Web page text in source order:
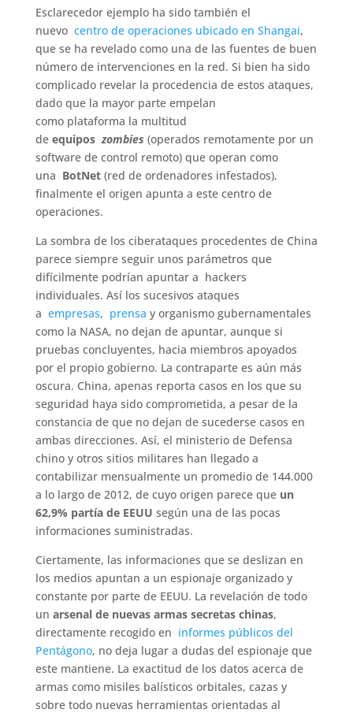
Esclarecedor ejemplo ha sido también el
nuevo centro de operaciones ubicado en Shangai,
que se ha revelado como una de las fuentes de buen
número de intervenciones en la red. Si bien ha sido
complicado revelar la procedencia de estos ataques,
dado que la mayor parte empelan
como plataforma la multitud
de equipos zombies (operados remotamente por un
software de control remoto) que operan como
una BotNet(red de ordenadores infestados),
finalmente el origen apunta a este centro de
operaciones.
La sombra de los ciberataques procedentes de China
parece siempre seguir unos parámetros que
difícilmente podrían apuntar a hackers
individuales. Así los sucesivos ataques
a empresas, prensa y organismo gubernamentales
como la NASA, no dejan de apuntar, aunque si
pruebas concluyentes, hacia miembros apoyados
por el propio gobierno. La contraparte es aún más
oscura. China, apenas reporta casos en los que su
seguridad haya sido comprometida, a pesar de la
constancia de que no dejan de sucederse casos en
ambas direcciones. Así, el ministerio de Defensa
chino y otros sitios militares han llegado a
contabilizar mensualmente un promedio de 144.000
a lo largo de 2012, de cuyo origen parece que un
62,9% partía de EEUU según una de las pocas
informaciones suministradas.
Ciertamente, las informaciones que se deslizan en
los medios apuntan a un espionaje organizado y
constante por parte de EEUU. La revelación de todo
un arsenal de nuevas armas secretas chinas,
directamente recogido en informes públicos del
Pentágono, no deja lugar a dudas del espionaje que
este mantiene. La exactitud de los datos acerca de
armas como misiles balísticos orbitales, cazas y
sobre todo nuevas herramientas orientadas al